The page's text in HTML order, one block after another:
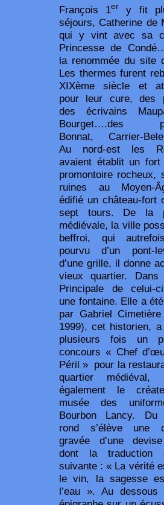
François 1er
y fit
séjours, Catherine de
qui y vint avec sa
Princesse de
la renommée du site
Les thermes furent
XIXème siècle et
pour leur cure, des
des écrivains
Bourget….des
Bonnat, Carrier-
Au nord-est les
avaient établit un
promontoire rocheux,
ruines au Moyen-
édifié un château-fort
sept tours. De la
médiévale, la ville
beffroi, qui
pourvu d’un pont-
d’une grille, il donne
vieux quartier.
Principale de celui-
une fontaine. Elle a
par Gabriel
1999), cet historien, a
plusieurs fois un
concours « Chef
Péril » pour la
quartier
également le
musée des
Bourbon Lancy. Du
rond s’élève une
gravée d’une
dont la traduction
suivante : « La vérité
le vin, la sagesse
l’eau ». Au